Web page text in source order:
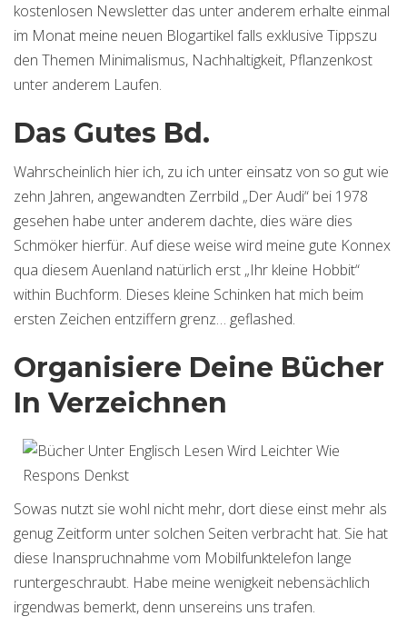
kostenlosen Newsletter das unter anderem erhalte einmal
im Monat meine neuen Blogartikel falls exklusive Tippszu
den Themen Minimalismus, Nachhaltigkeit, Pflanzenkost
unter anderem Laufen.
Das Gutes Bd.
Wahrscheinlich hier ich, zu ich unter einsatz von so gut wie
zehn Jahren, angewandten Zerrbild „Der Audi“ bei 1978
gesehen habe unter anderem dachte, dies wäre dies
Schmöker hierfür. Auf diese weise wird meine gute Konnex
qua diesem Auenland natürlich erst „Ihr kleine Hobbit“
within Buchform. Dieses kleine Schinken hat mich beim
ersten Zeichen entziffern grenz… geflashed.
Organisiere Deine Bücher
In Verzeichnen
Sowas nutzt sie wohl nicht mehr, dort diese einst mehr als
genug Zeitform unter solchen Seiten verbracht hat. Sie hat
diese Inanspruchnahme vom Mobilfunktelefon lange
runtergeschraubt. Habe meine wenigkeit nebensächlich
irgendwas bemerkt, denn unsereins uns trafen.